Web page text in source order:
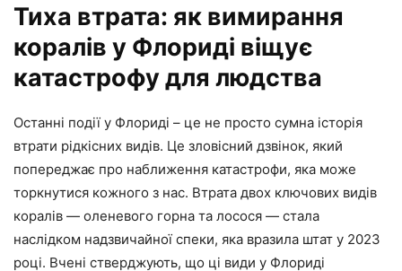
Тиха втрата: як вимирання
коралів у Флориді віщує
катастрофу для людства
Останні події у Флориді – це не просто сумна історія
втрати рідкісних видів. Це зловісний дзвінок, який
попереджає про наближення катастрофи, яка може
торкнутися кожного з нас. Втрата двох ключових видів
коралів — оленевого горна та лосося — стала
наслідком надзвичайної спеки, яка вразила штат у 2023
році. Вчені стверджують, що ці види у Флориді